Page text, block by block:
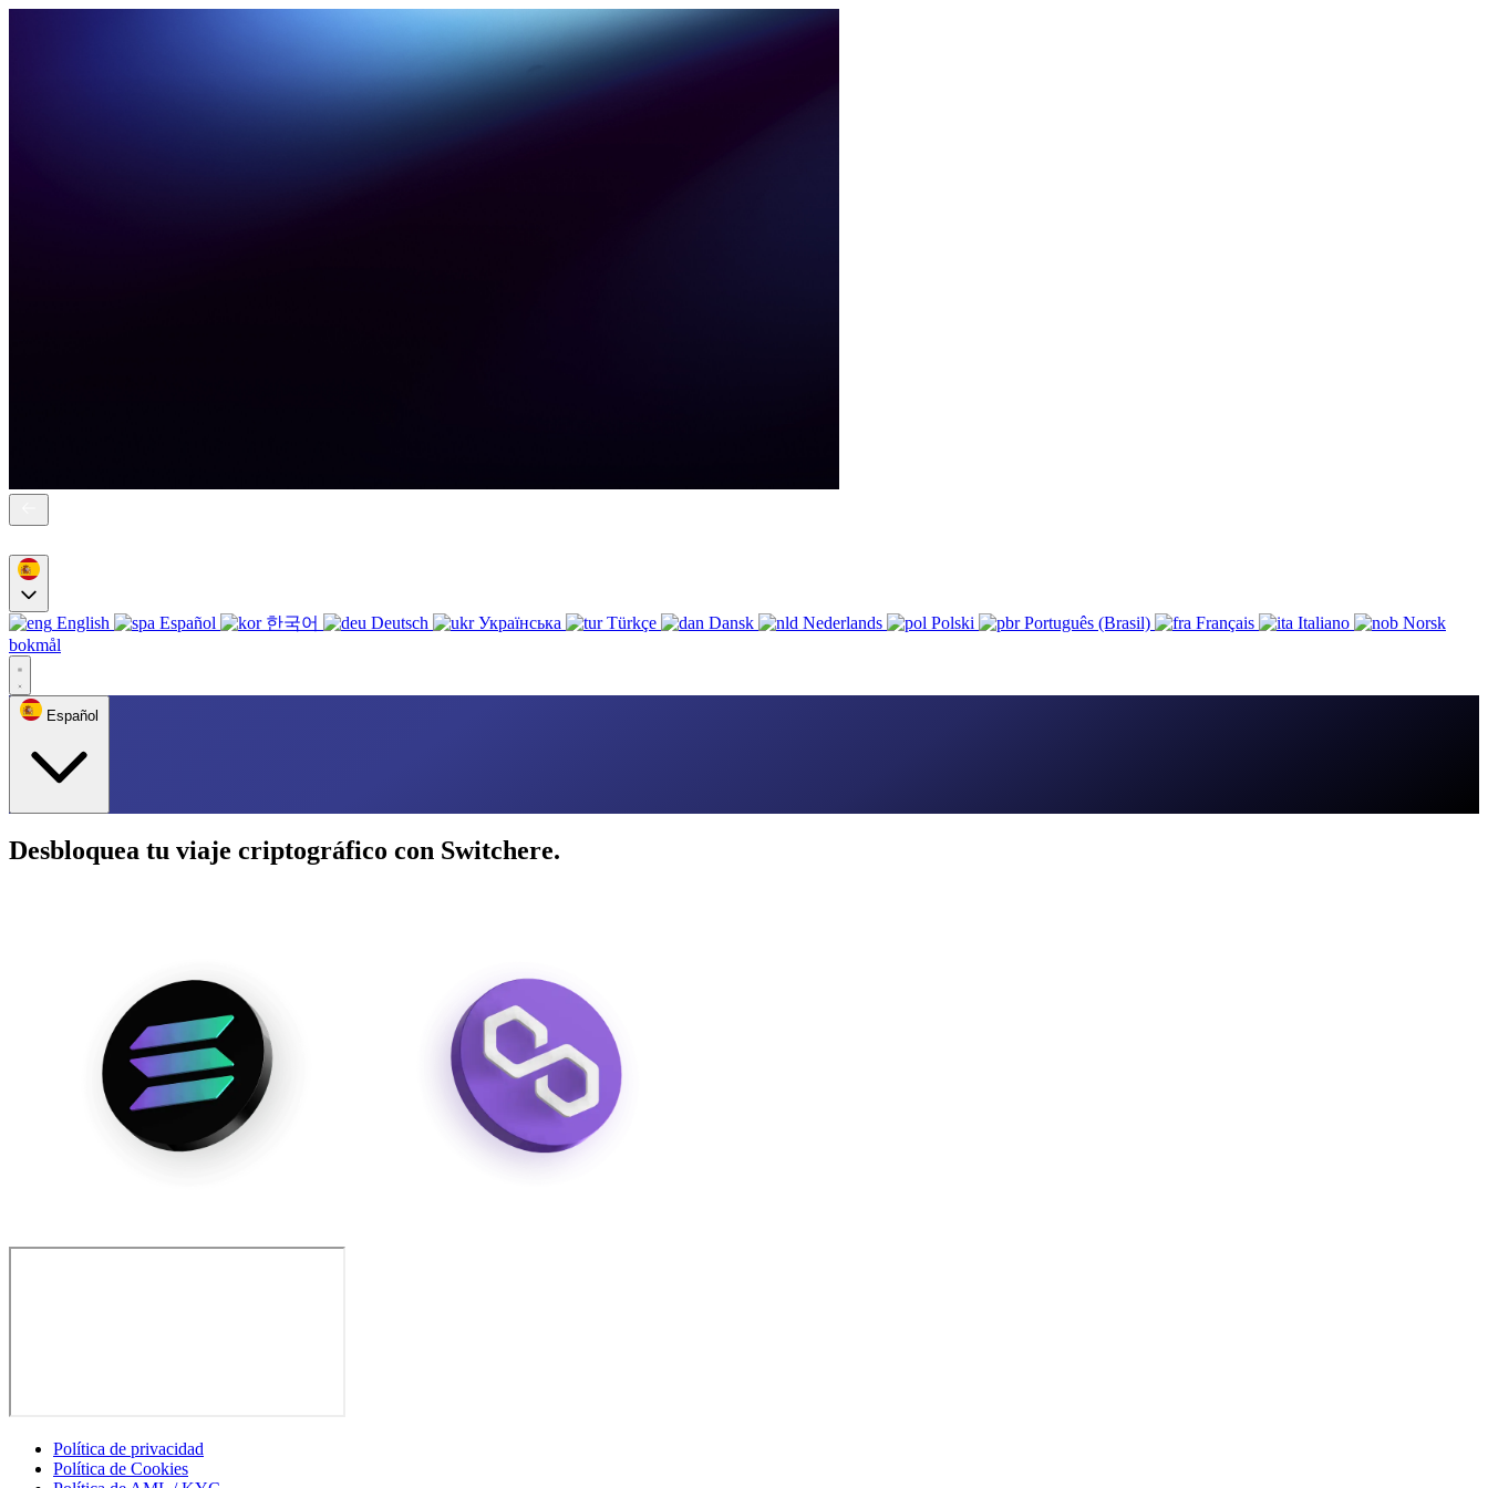
English Español 한국어 Deutsch Українська Türkçe Dansk Nederlands Polski Português (Brasil) Français Italiano
Norsk
bokmål
Español
Desbloquea tu viaje criptográfico con Switchere.
Política de privacidad
Política de Cookies